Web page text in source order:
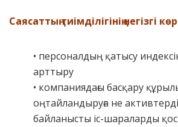
Саясаттың тиімділігінің негізгі
• персоналдың қатысу
арттыру
• компаниядағы басқару
оңтайландыруға не
байланысты іс-шараларды